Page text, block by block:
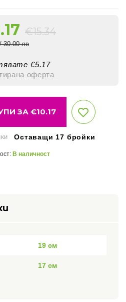
€15.34
/ 30.00 лв
€5.17
оферта
ЗА €10.17
Оставащи 17 бройки
В наличност
19 см
17 см